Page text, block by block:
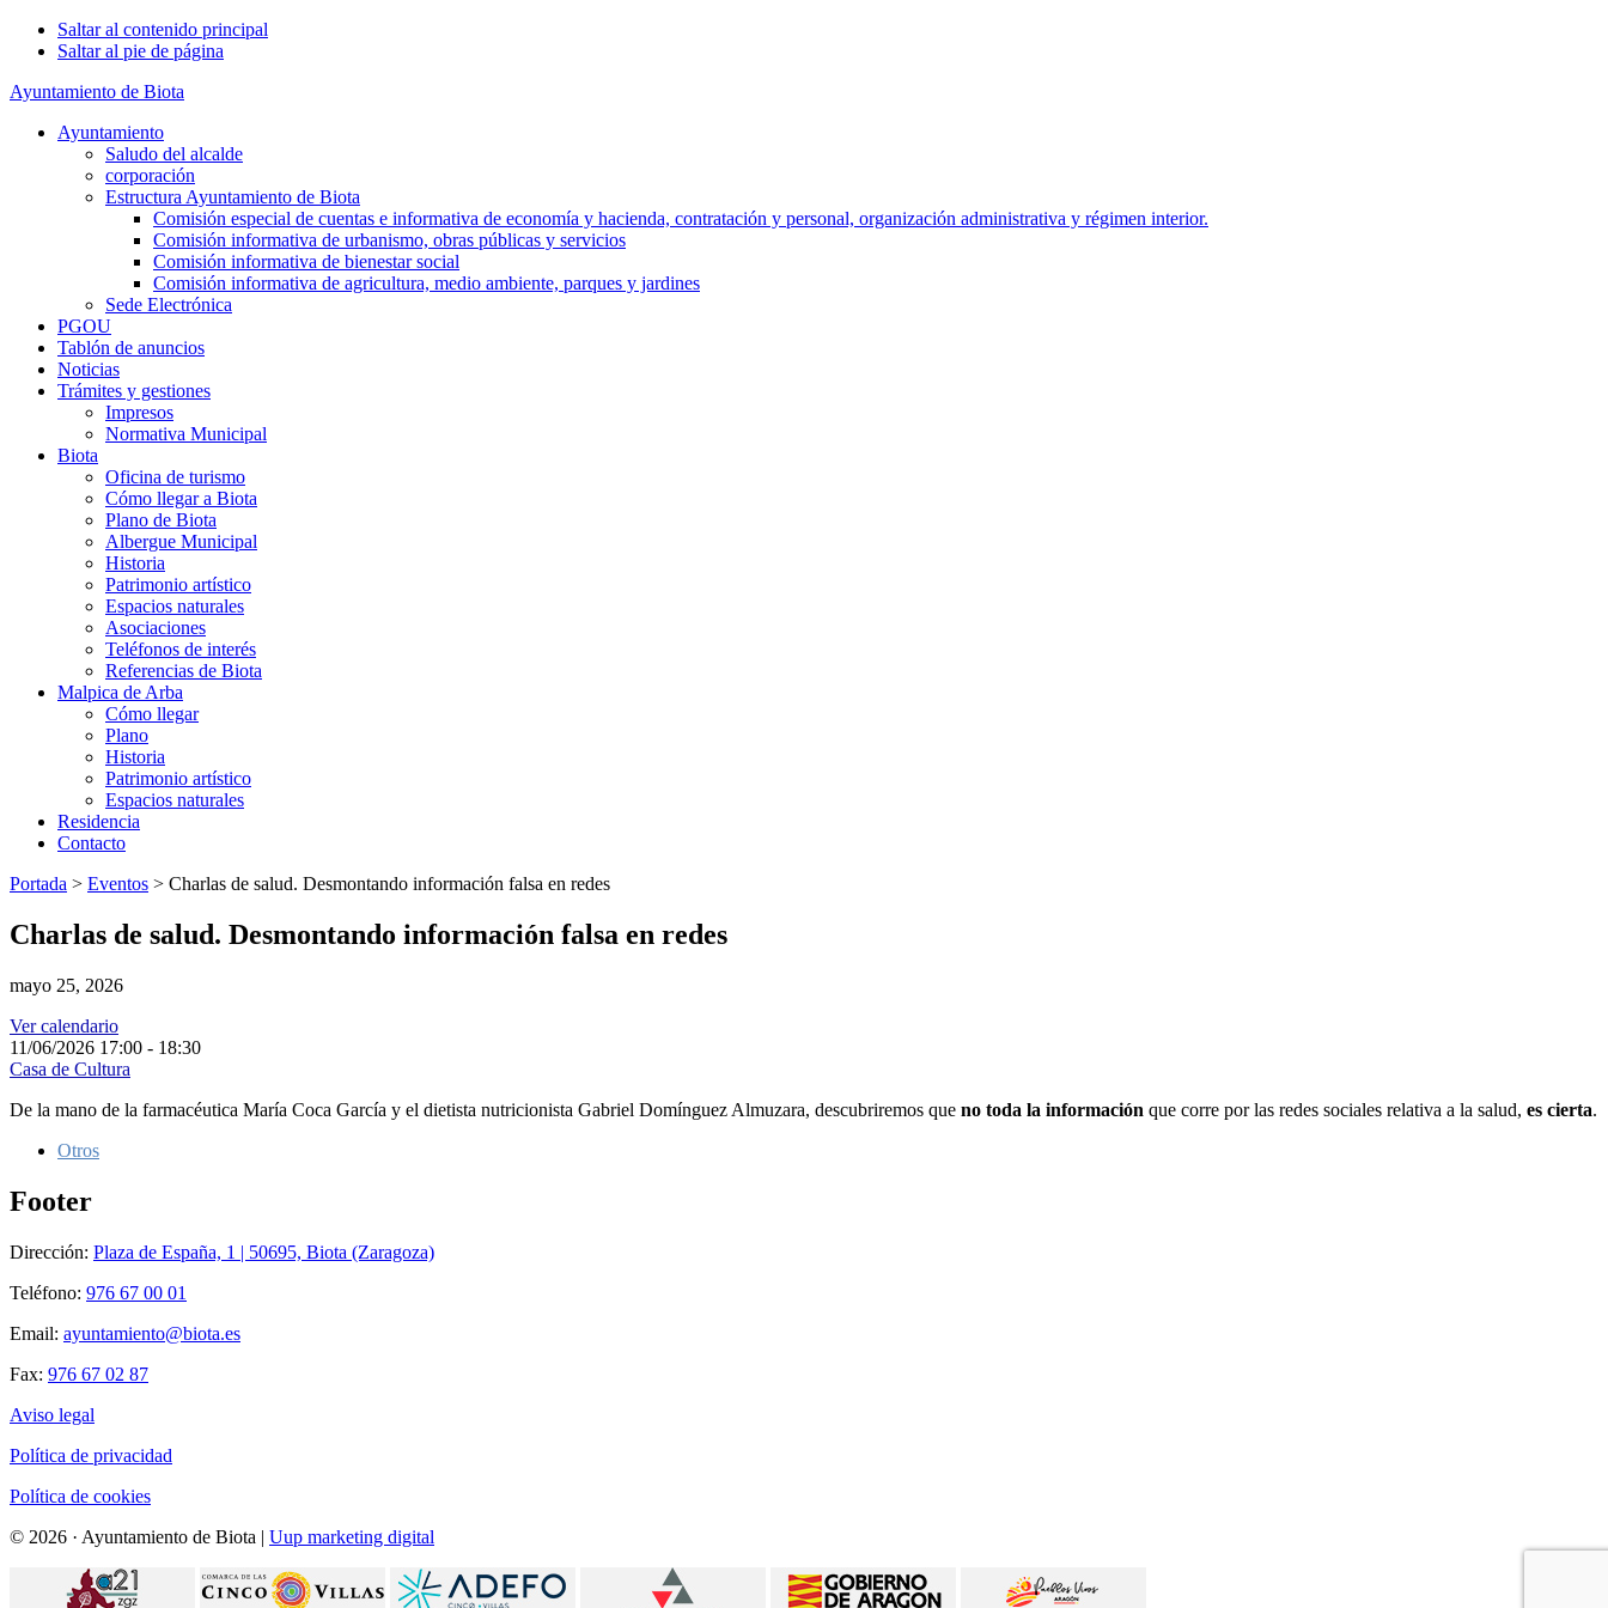
Saltar al contenido principal
Saltar al pie de página
Ayuntamiento de Biota
Ayuntamiento
Saludo del alcalde
corporación
Estructura Ayuntamiento de Biota
Comisión especial de cuentas e informativa de economía y hacienda, contratación y personal, organización administrativa y régimen interior.
Comisión informativa de urbanismo, obras públicas y servicios
Comisión informativa de bienestar social
Comisión informativa de agricultura, medio ambiente, parques y jardines
Sede Electrónica
PGOU
Tablón de anuncios
Noticias
Trámites y gestiones
Impresos
Normativa Municipal
Biota
Oficina de turismo
Cómo llegar a Biota
Plano de Biota
Albergue Municipal
Historia
Patrimonio artístico
Espacios naturales
Asociaciones
Teléfonos de interés
Referencias de Biota
Malpica de Arba
Cómo llegar
Plano
Historia
Patrimonio artístico
Espacios naturales
Residencia
Contacto
Portada > Eventos > Charlas de salud. Desmontando información falsa en redes
Charlas de salud. Desmontando información falsa en redes
mayo 25, 2026
Ver calendario
11/06/2026 17:00 - 18:30
Casa de Cultura
De la mano de la farmacéutica María Coca García y el dietista nutricionista Gabriel Domínguez Almuzara, descubriremos que no toda la información que corre por las redes sociales relativa a la salud, es cierta.
Otros
Footer
Dirección: Plaza de España, 1 | 50695, Biota (Zaragoza)
Teléfono: 976 67 00 01
Email: ayuntamiento@biota.es
Fax: 976 67 02 87
Aviso legal
Política de privacidad
Política de cookies
© 2026 · Ayuntamiento de Biota | Uup marketing digital